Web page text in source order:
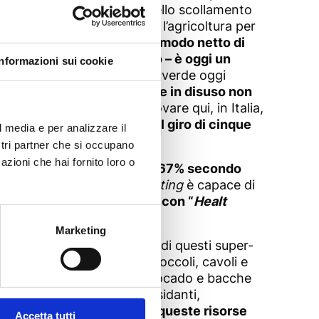
sui cookie
e per analizzare il
partner che si occupano
che hai fornito loro o
Marketing
Accetta tutti
forse, c’è l’origine dello scollamento
è una certezza, l’agricoltura per
prendendo coscienza in modo netto di
Calabria in primo piano – è oggi un
piantagione di caffè verde oggi
abbandonati, terre in disuso non
mercato in crescita di trovare qui, in Italia,
di circa 60 volte nel giro di cinque
campagne di lancio (+ 67% secondo
marketingè capace di
di questi prodotti con “Healt
commerciali e la lista di questi super-
(anche comuni, come broccoli, cavoli e
melograno, noci, avocado e bacche
attitudini antiossidanti,
ancora trovato!
Usiamo queste risorse